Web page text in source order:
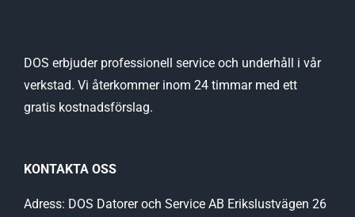
DOS erbjuder professionell service och underhåll i vår
verkstad. Vi återkommer inom 24 timmar med ett
gratis kostnadsförslag.
KONTAKTA OSS
Adress: DOS Datorer och Service AB Erikslustvägen 26